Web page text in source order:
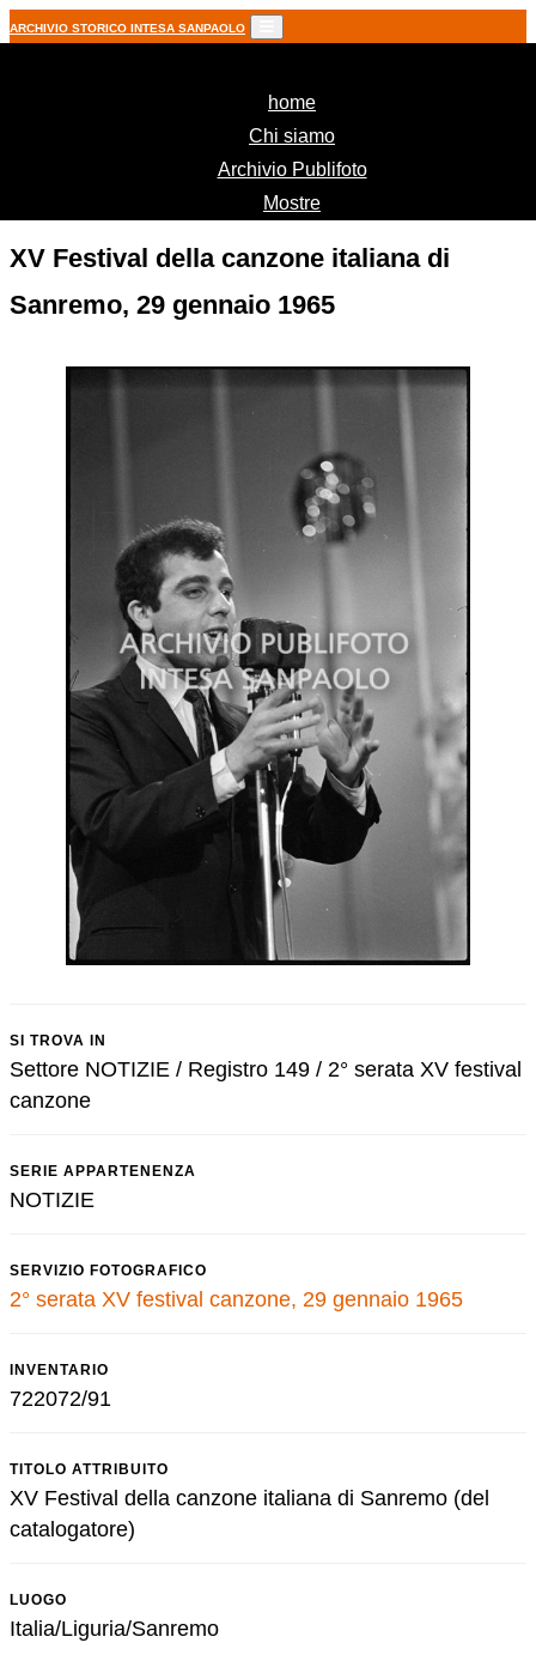
ARCHIVIO STORICO INTESA SANPAOLO
home(current)
Chi siamo
Archivio Publifoto
Mostre
XV Festival della canzone italiana di
Sanremo, 29 gennaio 1965
SI TROVA IN
Settore NOTIZIE / Registro 149 / 2° serata XV festival
canzone
SERIE APPARTENENZA
NOTIZIE
SERVIZIO FOTOGRAFICO
2° serata XV festival canzone, 29 gennaio 1965
INVENTARIO
722072/91
TITOLO ATTRIBUITO
XV Festival della canzone italiana di Sanremo (del
catalogatore)
LUOGO
Italia/Liguria/Sanremo